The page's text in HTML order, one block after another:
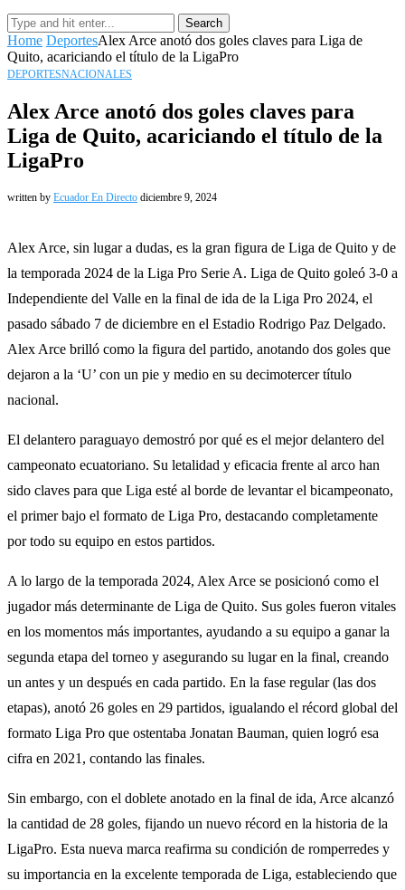
Search
Home DeportesAlex Arce anotó dos goles claves para Liga de
Quito, acariciando el título de la LigaPro
DEPORTESNACIONALES
Alex Arce anotó dos goles claves para
Liga de Quito, acariciando el título de la
LigaPro
written by Ecuador En Directo diciembre 9, 2024
Alex Arce, sin lugar a dudas, es la gran figura de Liga de Quito y de
la temporada 2024 de la Liga Pro Serie A. Liga de Quito goleó 3-0 a
Independiente del Valle en la final de ida de la Liga Pro 2024, el
pasado sábado 7 de diciembre en el Estadio Rodrigo Paz Delgado.
Alex Arce brilló como la figura del partido, anotando dos goles que
dejaron a la ‘U’ con un pie y medio en su decimotercer título
nacional.
El delantero paraguayo demostró por qué es el mejor delantero del
campeonato ecuatoriano. Su letalidad y eficacia frente al arco han
sido claves para que Liga esté al borde de levantar el bicampeonato,
el primer bajo el formato de Liga Pro, destacando completamente
por todo su equipo en estos partidos.
A lo largo de la temporada 2024, Alex Arce se posicionó como el
jugador más determinante de Liga de Quito. Sus goles fueron vitales
en los momentos más importantes, ayudando a su equipo a ganar la
segunda etapa del torneo y asegurando su lugar en la final, creando
un antes y un después en cada partido. En la fase regular (las dos
etapas), anotó 26 goles en 29 partidos, igualando el récord global del
formato Liga Pro que ostentaba Jonatan Bauman, quien logró esa
cifra en 2021, contando las finales.
Sin embargo, con el doblete anotado en la final de ida, Arce alcanzó
la cantidad de 28 goles, fijando un nuevo récord en la historia de la
LigaPro. Esta nueva marca reafirma su condición de romperredes y
su importancia en la excelente temporada de Liga, estableciendo que